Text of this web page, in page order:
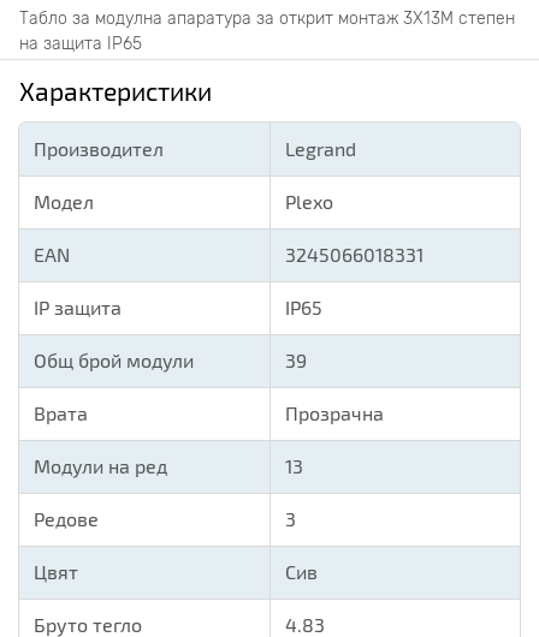
Табло за модулна апаратура за открит монтаж 3X13M степен
на защита IP65
Характеристики
Производител Legrand
Модел Plexo
EAN 3245066018331
IP защита IP65
Общ брой модули 39
Врата Прозрачна
Модули на ред 13
Редове 3
Цвят Сив
Бруто тегло 4.83